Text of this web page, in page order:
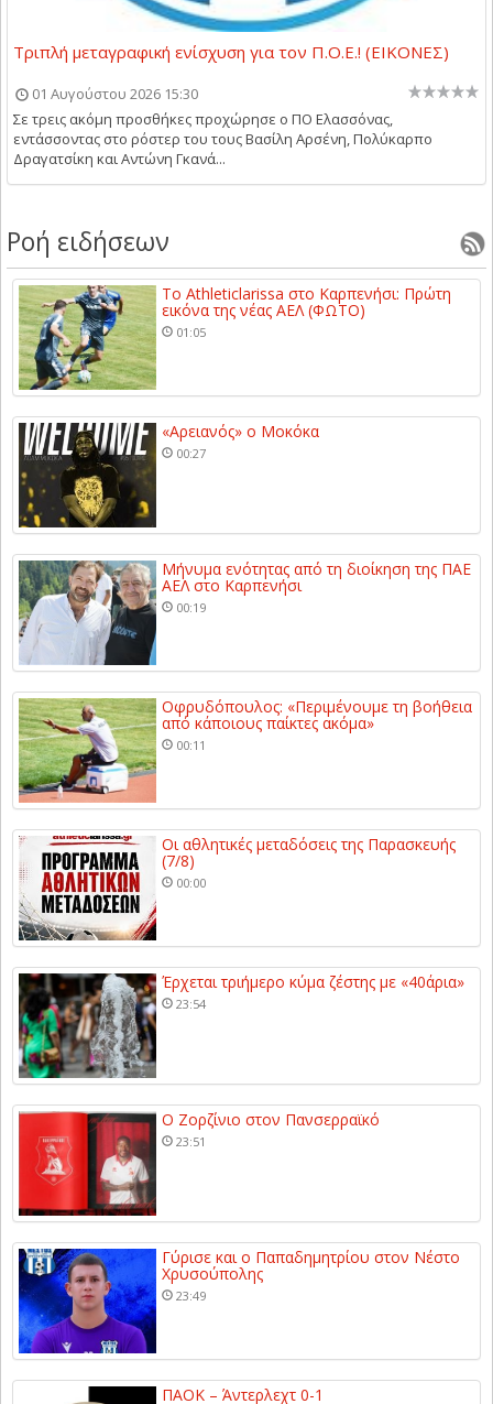
Τριπλή μεταγραφική ενίσχυση για τον Π.Ο.Ε.! (ΕΙΚΟΝΕΣ)
01 Αυγούστου 2026 15:30
Σε τρεις ακόμη προσθήκες προχώρησε ο ΠΟ Ελασσόνας,
εντάσσοντας στο ρόστερ του τους Βασίλη Αρσένη, Πολύκαρπο
Δραγατσίκη και Αντώνη Γκανά...
Ροή ειδήσεων
Το Athleticlarissa στο Καρπενήσι: Πρώτη
εικόνα της νέας ΑΕΛ (ΦΩΤΟ)
01:05
«Αρειανός» ο Μοκόκα
00:27
Μήνυμα ενότητας από τη διοίκηση της ΠΑΕ
ΑΕΛ στο Καρπενήσι
00:19
Οφρυδόπουλος: «Περιμένουμε τη βοήθεια
από κάποιους παίκτες ακόμα»
00:11
Οι αθλητικές μεταδόσεις της Παρασκευής
(7/8)
00:00
Έρχεται τριήμερο κύμα ζέστης με «40άρια»
23:54
Ο Ζορζίνιο στον Πανσερραϊκό
23:51
Γύρισε και ο Παπαδημητρίου στον Νέστο
Χρυσούπολης
23:49
ΠΑΟΚ – Άντερλεχτ 0-1